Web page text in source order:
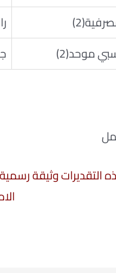
موحد(2)
التقديرات وثيقة